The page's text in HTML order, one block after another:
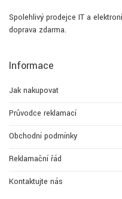
Spolehlivý prodejce IT a
doprava zdarma.
Informace
Jak nakupovat
Průvodce reklamací
Obchodní podmínky
Reklamační řád
Kontaktujte nás